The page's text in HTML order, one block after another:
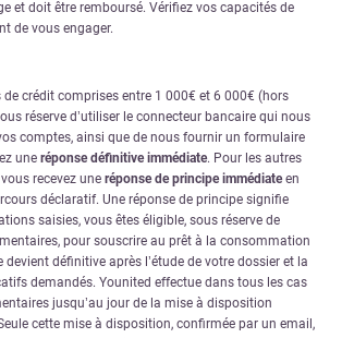
et doit être remboursé. Vérifiez vos capacités de
de vous engager.
de crédit comprises entre 1 000€ et 6 000€ (hors
réserve d’utiliser le connecteur bancaire qui nous
comptes, ainsi que de nous fournir un formulaire
une réponse définitive immédiate. Pour les autres
recevez une réponse de principe immédiateen
déclaratif. Une réponse de principe signifie
saisies, vous êtes éligible, sous réserve de
pour souscrire au prêt à la consommation
devient définitive après l’étude de votre dossier et la
demandés. Younited effectue dans tous les cas
jusqu’au jour de la mise à disposition
cette mise à disposition, confirmée par un email,